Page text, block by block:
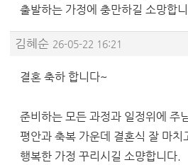
출발하는 가정에 충만하길 소망합
김혜순 26-05-22 16:21
결혼 축하 합니다~
준비하는 모든 과정과 일정위에 주
평안과 축복 가운데 결혼식 잘 마치
행복한 가정 꾸리시길 소먕합니다.